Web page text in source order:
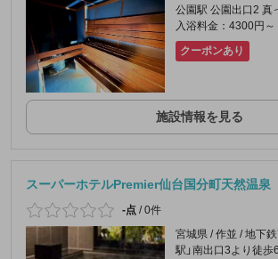
公園駅 公園出口2 真
入浴料金：4300円～
クーポンあり
施設情報を見る
スーパーホテルPremier仙台国分町天然温泉
-点 /0件
宮城県 / 作並 / 地下
駅」南出口3より徒